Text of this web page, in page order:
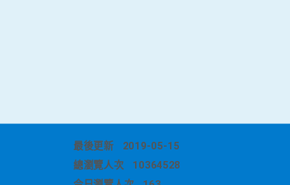
最後更新
2019-05-15
總瀏覽人次
10364528